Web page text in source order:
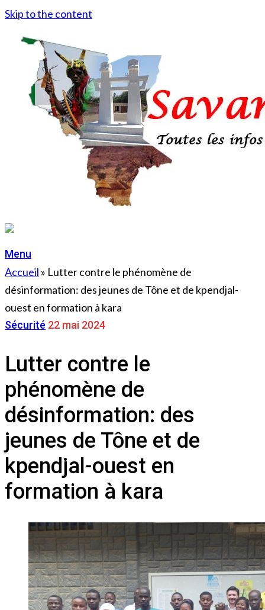
Skip to the content
Menu
Accueil » Lutter contre le phénomène de
désinformation: des jeunes de Tône et de kpendjal-
ouest en formation à kara
Sécurité 22 mai 2024
Lutter contre le
phénomène de
désinformation: des
jeunes de Tône et de
kpendjal-ouest en
formation à kara